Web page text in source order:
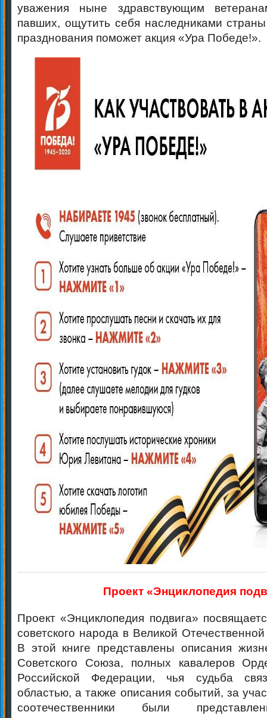
уважения ныне здравствующим
павших, ощутить себя наследниками
празднования поможет акция «Ура Победе!».
Проект «Энциклопедия
Проект «Энциклопедия подвига»
советского народа в Великой
В этой книге представлены описания
Советского Союза, полных кавалеров
Российской Федерации, чья судьба
областью, а также описания событий, за
соотечественники были